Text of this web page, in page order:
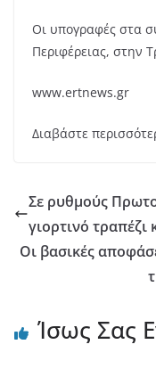
Οι υπογραφές στα
Περιφέρειας, στην
www.ertnews.gr
Διαβάστε
Σε ρυθμούς
γιορτινό
Οι βασικές
Ίσως Σας